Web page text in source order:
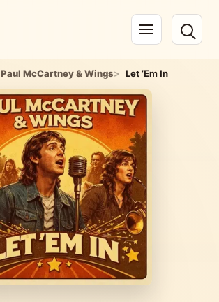
Navigation öffnen
Paul McCartney & Wings Let ’Em In